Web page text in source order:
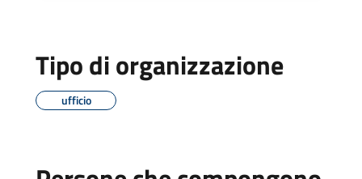
Tipo di organizzazione
ufficio